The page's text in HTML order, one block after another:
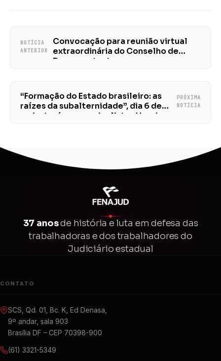
NOTÍCIA
ANTERIOR
Convocação para reunião virtual
extraordinária do Conselho de
Representantes
“Formação do Estado brasileiro: as
raízes da subalternidade”, dia 6 de
maio, terá como painelistas Henrique
PRÓXIMA
NOTÍCIA
37 anosde história e luta em defesa das
trabalhadoras e dos trabalhadores do
Judiciário estadual
CONTATO
SCS, Qd. 01, Bc. K, Ed Denasa,
9º andar, sala 903
Brasília DF – CEP 70398-900
(61) 3321-5349